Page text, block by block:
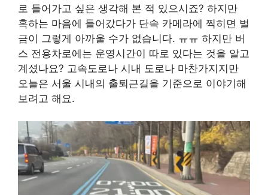
로 들어가고 싶은 생각해 본 적 있으시죠? 하지만
혹하는 마음에 들어갔다가 단속 카메라에 찍히면 벌
금이 그렇게 아까울 수가 없습니다. ㅠㅠ 하지만 버
스 전용차로에는 운영시간이 따로 있다는 것을 알고
계셨나요? 고속도로나 시내 도로나 마찬가지지만
오늘은 서울 시내의 출퇴근길을 기준으로 이야기해
보려고 해요.